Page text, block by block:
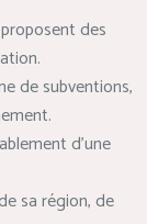
des
de subventions,
d’une
sa région, de